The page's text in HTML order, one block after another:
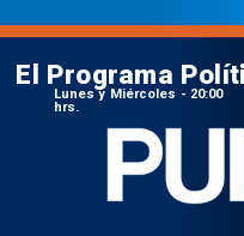
El Programa
Lunes y Miércoles - 20:00
hrs.